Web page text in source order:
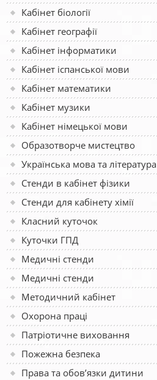
Кабінет біології
Кабінет географії
Кабінет інформатики
Кабінет іспанської мови
Кабінет математики
Кабінет музики
Кабінет німецької мови
Образотворче мистецтво
Українська мова та література
Стенди в кабінет фізики
Стенди для кабінету хімії
Класний куточок
Куточки ГПД
Медичні стенди
Медичні стенди
Методичний кабінет
Охорона праці
Патріотичне виховання
Пожежна безпека
Права та обов’язки дитини